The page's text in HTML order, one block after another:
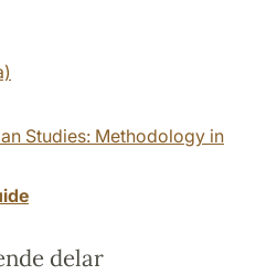
Studies: Methodology in
delar